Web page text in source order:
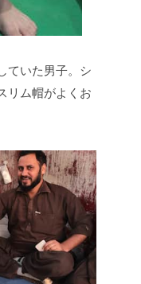
ていた男子。シ
リム帽がよくお